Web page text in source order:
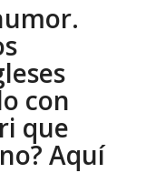
con
que
Aquí